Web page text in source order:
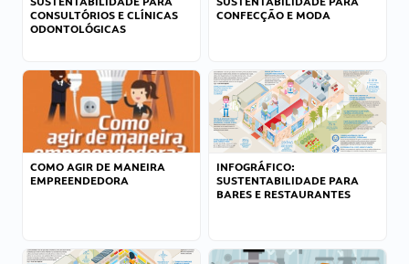
CONSULTÓRIOS E CLÍNICAS
ODONTOLÓGICAS
CONFECÇÃO E MODA
COMO AGIR DE MANEIRA
EMPREENDEDORA
INFOGRÁFICO:
SUSTENTABILIDADE PARA
BARES E RESTAURANTES